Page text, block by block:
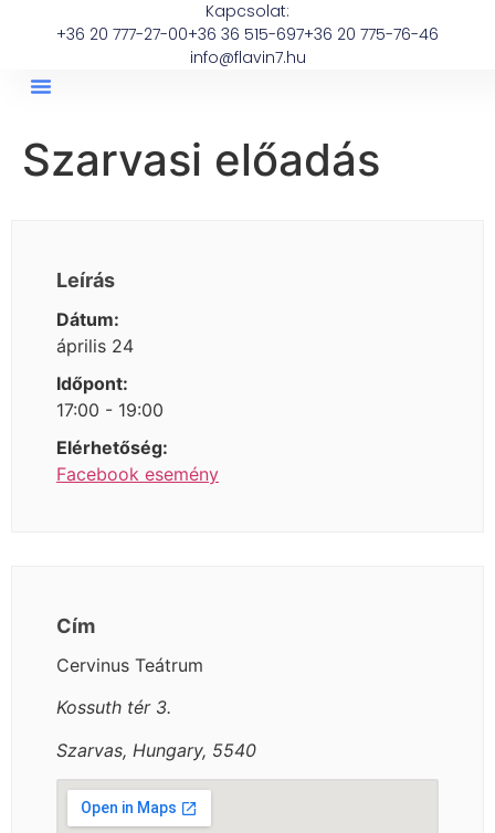
Kapcsolat:
+36 20 777-27-00+36 36 515-697+36 20 775-76-46
info@flavin7.hu
Szarvasi előadás
Leírás
Dátum:
április 24
Időpont:
17:00 - 19:00
Elérhetőség:
Facebook esemény
Cím
Cervinus Teátrum
Kossuth tér 3.
Szarvas, Hungary, 5540